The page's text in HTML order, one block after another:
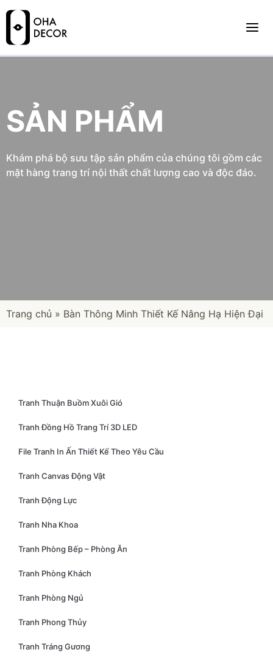
SẢN PHẨM
Khám phá bộ sưu tập sản phẩm của chúng tôi gồm các
mặt hàng trang trí nội thất chất lượng cao và độc đáo.
Trang chủ » Bàn Thông Minh Thiết Kế Nâng Hạ Hiện Đại
Tranh Thuận Buồm Xuôi Gió
Tranh Đồng Hồ Trang Trí 3D LED
File Tranh In Ấn Thiết Kế Theo Yêu Cầu
Tranh Canvas Động Vật
Tranh Động Lực
Tranh Nha Khoa
Tranh Phòng Bếp – Phòng Ăn
Tranh Phòng Khách
Tranh Phòng Ngủ
Tranh Phong Thủy
Tranh Tráng Gương